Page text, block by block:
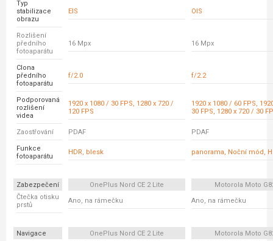
Typ
stabilizace
obrazu
EIS OIS
Rozlišení
předního
fotoaparátu
16 Mpx 16 Mpx
Clona
předního
fotoaparátu
f/2.0 f/2.2
Podporovaná
rozlišení
videa
1920 x 1080 / 30 FPS, 1280 x 720 /
120 FPS
1920 x 1080 / 60 FPS,
30 FPS, 1280 x 720 / 30
Zaostřování PDAF PDAF
Funkce
fotoaparátu
HDR, blesk panorama, Noční mód,
Zabezpečení OnePlus Nord CE 2 Lite
Motorola Moto
Čtečka otisku
prstů
Ano, na rámečku Ano, na rámečku
Navigace OnePlus Nord CE 2 Lite
Motorola Moto